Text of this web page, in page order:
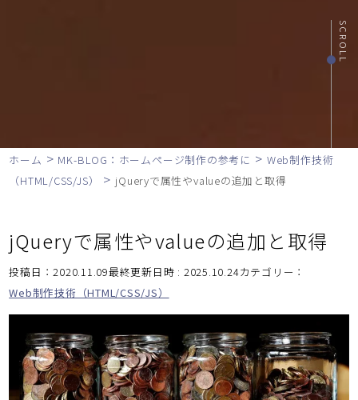
SCROLL
ホーム > MK-BLOG：ホームページ制作の参考に > Web制作技術
（HTML/CSS/JS）
> jQueryで属性やvalueの追加と取得
jQueryで属性やvalueの追加と取得
投稿日：2020.11.09最終更新日時 : 2025.10.24カテゴリー：
Web制作技術（HTML/CSS/JS）